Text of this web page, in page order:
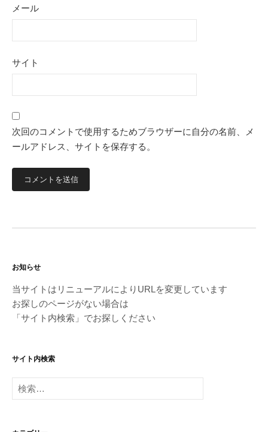
メール
サイト
次回のコメントで使用するためブラウザーに自分の名前、メ
ールアドレス、サイトを保存する。
お知らせ
当サイトはリニューアルによりURLを変更しています
お探しのページがない場合は
「サイト内検索」でお探しください
サイト内検索
検
索: